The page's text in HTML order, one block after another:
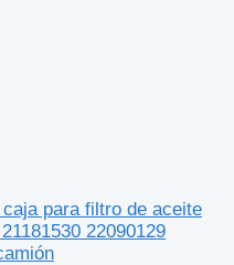
para filtro de aceite
22090129